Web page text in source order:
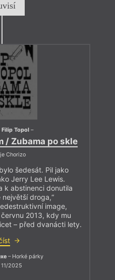
Filip Topol –
/ Zubama po skle
Chorizo
šedesát. Pil jako
Jerry Lee Lewis.
k abstinenci donutila
droga,“
image,
2013, kdy mu
– před dvanácti lety.
– Horké párky
2025